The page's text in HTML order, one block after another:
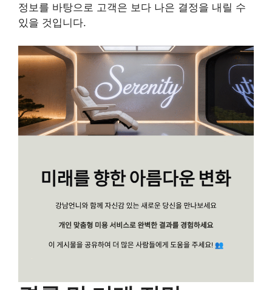
정보를 바탕으로 고객은 보다 나은 결정을 내릴 수
있을 것입니다.